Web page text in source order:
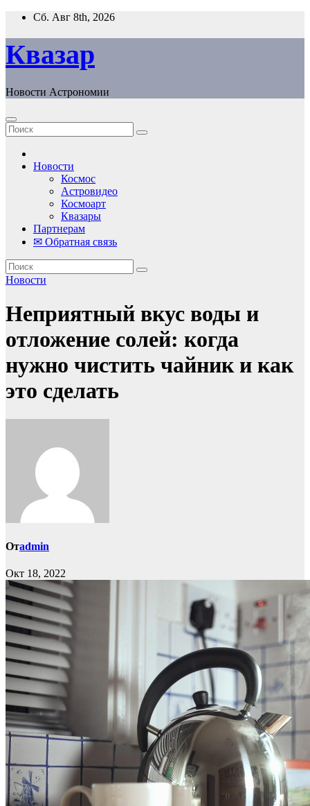
Перейти
содержанию
Сб. Авг 8th, 2026
Квазар
Новости Астрономии
Новости
Космос
Астровидео
Космоарт
Квазары
Партнерам
✉ Обратная связь
Новости
Неприятный вкус воды и
отложение солей: когда
нужно чистить чайник и как
это сделать
Отadmin
Окт 18, 2022